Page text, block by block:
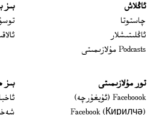
ئاڭلاش
چاستوتا
ئاڭلىتىشلار
Podcasts مۇلازىمىتى
بىز
تور مۇلازىمىتى
Faceboook (ئۇيغۇرچە)
Opens in new window
Opens in new window
بىز